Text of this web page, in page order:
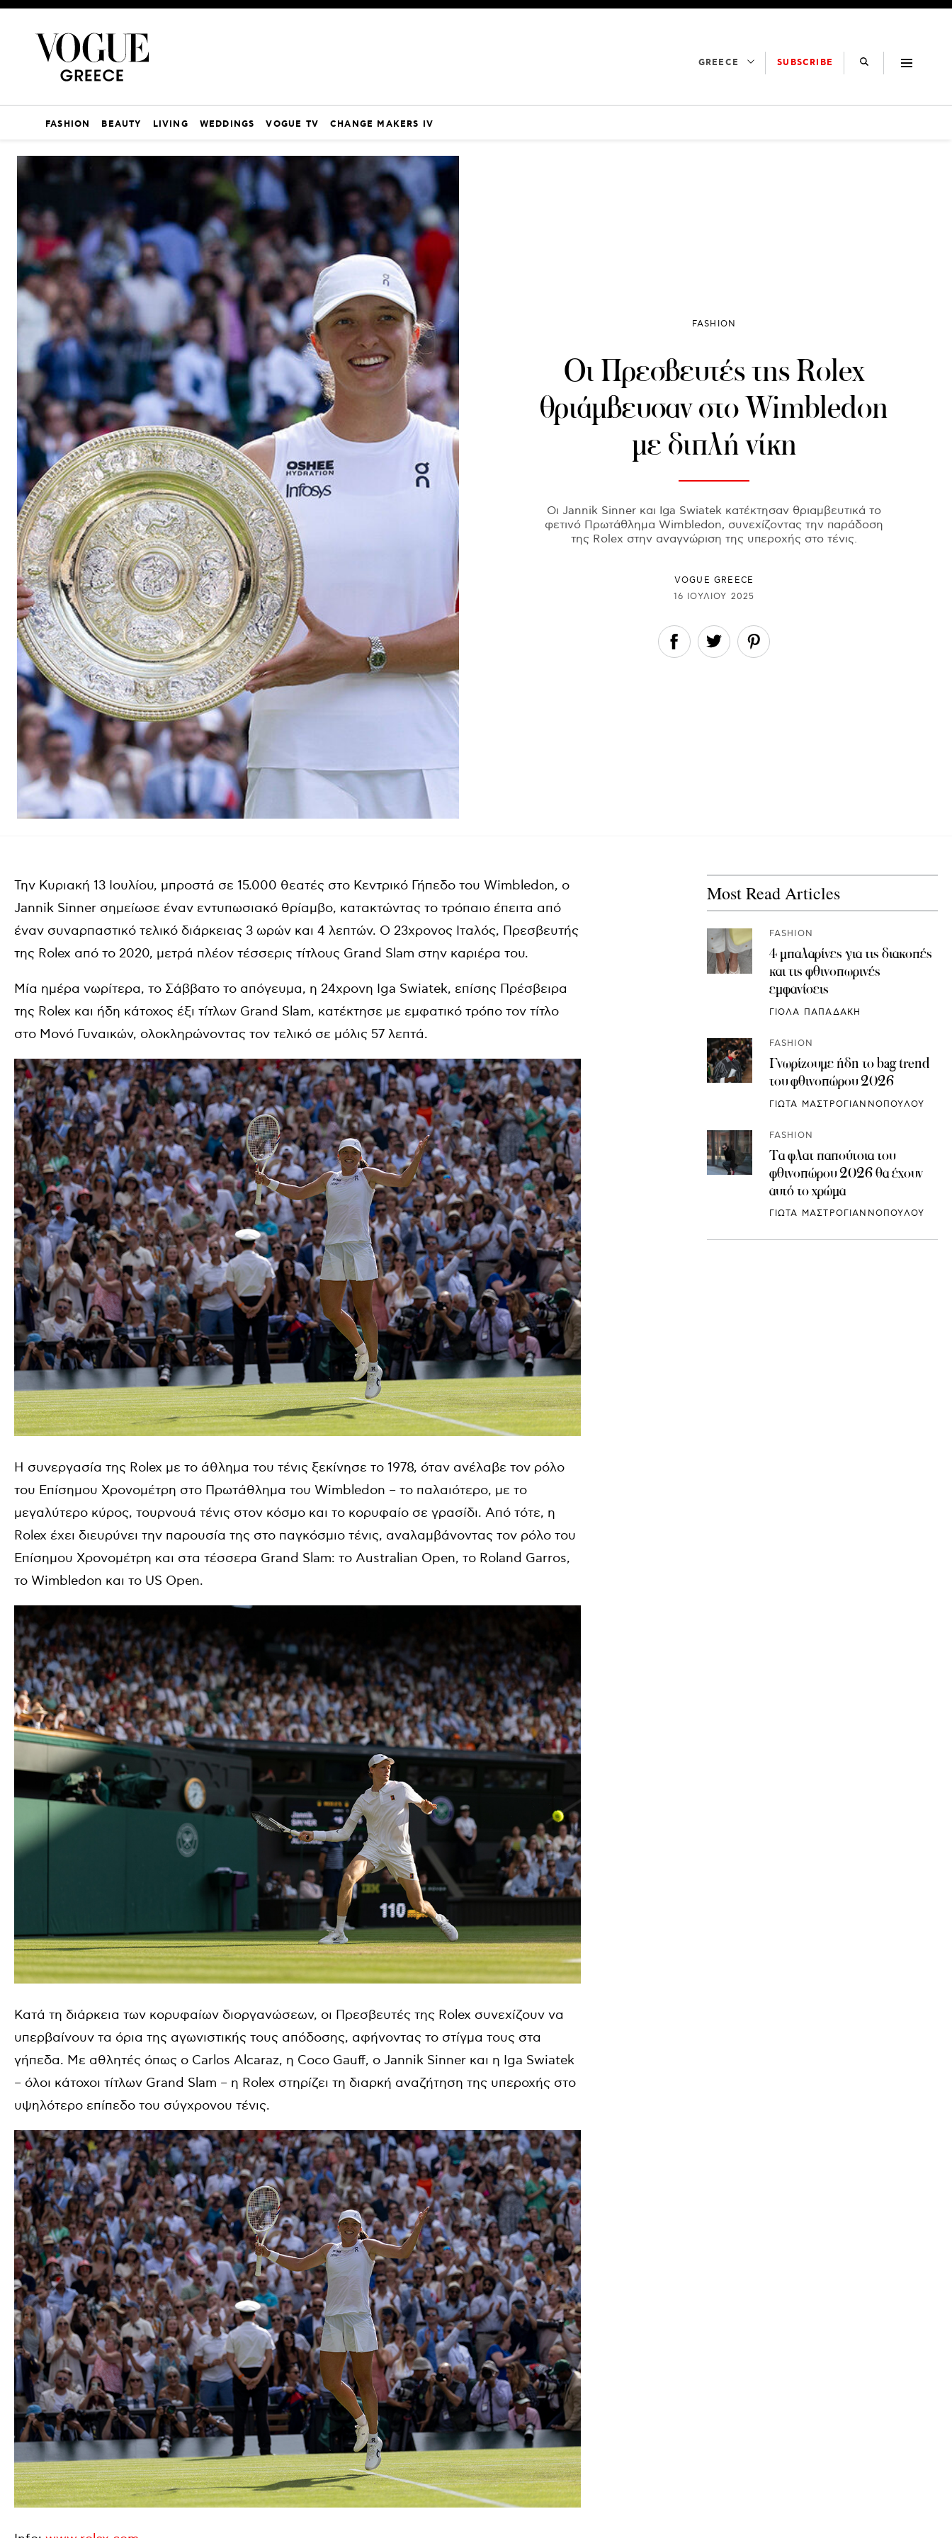
GREECE SUBSCRIBE
FASHION BEAUTY LIVING WEDDINGS VOGUE TV CHANGE MAKERS IV
FASHION
Οι Πρεσβευτές της Rolex
θριάμβευσαν στο Wimbledon
με διπλή νίκη
Οι Jannik Sinner και Iga Swiatek κατέκτησαν θριαμβευτικά το
φετινό Πρωτάθλημα Wimbledon, συνεχίζοντας την παράδοση
της Rolex στην αναγνώριση της υπεροχής στο τένις.
VOGUE GREECE
16 ΙΟΥΛΊΟΥ 2025
Την Κυριακή 13 Ιουλίου, μπροστά σε 15.000 θεατές στο Κεντρικό Γήπεδο του Wimbledon, ο
Jannik Sinner σημείωσε έναν εντυπωσιακό θρίαμβο, κατακτώντας το τρόπαιο έπειτα από
έναν συναρπαστικό τελικό διάρκειας 3 ωρών και 4 λεπτών. Ο 23χρονος Ιταλός, Πρεσβευτής
της Rolex από το 2020, μετρά πλέον τέσσερις τίτλους Grand Slam στην καριέρα του.
Μία ημέρα νωρίτερα, το Σάββατο το απόγευμα, η 24χρονη Iga Swiatek, επίσης Πρέσβειρα
της Rolex και ήδη κάτοχος έξι τίτλων Grand Slam, κατέκτησε με εμφατικό τρόπο τον τίτλο
στο Μονό Γυναικών, ολοκληρώνοντας τον τελικό σε μόλις 57 λεπτά.
Η συνεργασία της Rolex με το άθλημα του τένις ξεκίνησε το 1978, όταν ανέλαβε τον ρόλο
του Επίσημου Χρονομέτρη στο Πρωτάθλημα του Wimbledon – το παλαιότερο, με το
μεγαλύτερο κύρος, τουρνουά τένις στον κόσμο και το κορυφαίο σε γρασίδι. Από τότε, η
Rolex έχει διευρύνει την παρουσία της στο παγκόσμιο τένις, αναλαμβάνοντας τον ρόλο του
Επίσημου Χρονομέτρη και στα τέσσερα Grand Slam: το Australian Open, το Roland Garros,
το Wimbledon και το US Open.
Κατά τη διάρκεια των κορυφαίων διοργανώσεων, οι Πρεσβευτές της Rolex συνεχίζουν να
υπερβαίνουν τα όρια της αγωνιστικής τους απόδοσης, αφήνοντας το στίγμα τους στα
γήπεδα. Με αθλητές όπως ο Carlos Alcaraz, η Coco Gauff, ο Jannik Sinner και η Iga Swiatek
– όλοι κάτοχοι τίτλων Grand Slam – η Rolex στηρίζει τη διαρκή αναζήτηση της υπεροχής στο
υψηλότερο επίπεδο του σύγχρονου τένις.
Most Read Articles
FASHION
4 μπαλαρίνες για τις διακοπές
και τις φθινοπωρινές
εμφανίσεις
ΓΙΟΛΑ ΠΑΠΑΔΑΚΗ
FASHION
Γνωρίζουμε ήδη το bag trend
του φθινοπώρου 2026
ΓΙΩΤΑ ΜΑΣΤΡΟΓΙΑΝΝΟΠΟΥΛΟΥ
FASHION
Τα φλατ παπούτσια του
φθινοπώρου 2026 θα έχουν
αυτό το χρώμα
ΓΙΩΤΑ ΜΑΣΤΡΟΓΙΑΝΝΟΠΟΥΛΟΥ